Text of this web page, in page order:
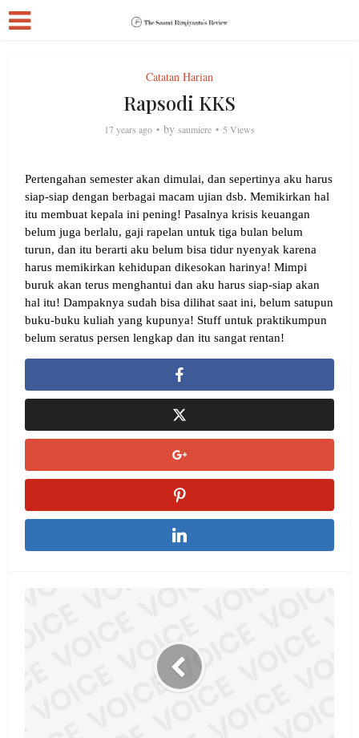
Catatan Harian
Rapsodi KKS
17 years ago by saumiere 5 Views
Pertengahan semester akan dimulai, dan sepertinya aku harus
siap-siap dengan berbagai macam ujian dsb. Memikirkan hal
itu membuat kepala ini pening! Pasalnya krisis keuangan
belum juga berlalu, gaji rapelan untuk tiga bulan belum
turun, dan itu berarti aku belum bisa tidur nyenyak karena
harus memikirkan kehidupan dikesokan harinya! Mimpi
buruk akan terus menghantui dan aku harus siap-siap akan
hal itu! Dampaknya sudah bisa dilihat saat ini, belum satupun
buku-buku kuliah yang kupunya! Stuff untuk praktikumpun
belum seratus persen lengkap dan itu sangat rentan!